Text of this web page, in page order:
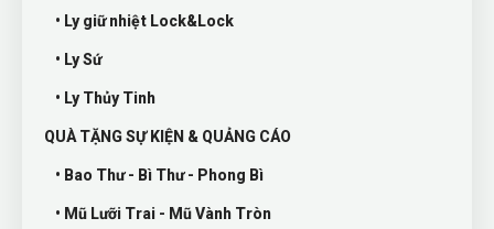
• Ly giữ nhiệt Lock&Lock
• Ly Sứ
• Ly Thủy Tinh
QUÀ TẶNG SỰ KIỆN & QUẢNG CÁO
• Bao Thư - Bì Thư - Phong Bì
• Mũ Lưỡi Trai - Mũ Vành Tròn